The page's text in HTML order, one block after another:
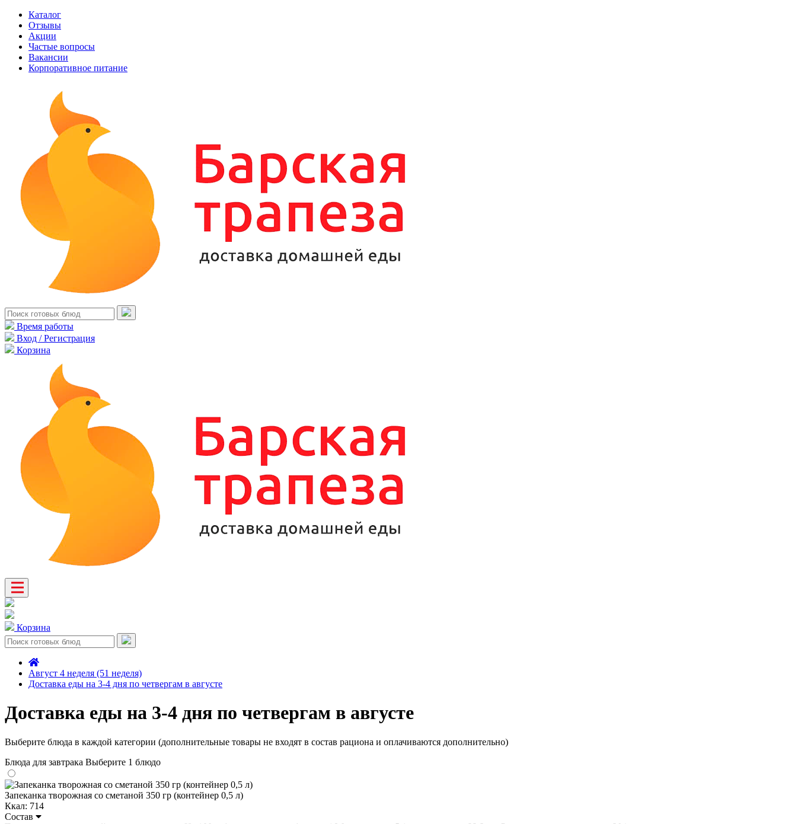
Каталог
Отзывы
Акции
Частые вопросы
Вакансии
Корпоративное питание
Время работы
Вход / Регистрация
Корзина
Корзина
Август 4 неделя (51 неделя)
Доставка еды на 3-4 дня по четвергам в августе
Доставка еды на 3-4 дня по четвергам в августе
Выберите блюда в каждой категории (дополнительные товары не входят в состав рациона и оплачиваются дополнительно)
Блюда для завтрака Выберите 1 блюдо
Запеканка творожная со сметаной 350 гр (контейнер 0,5 л)
Ккал: 714
Состав